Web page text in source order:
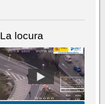
La locura